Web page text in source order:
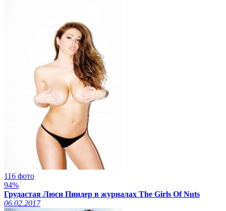
116 фото
94%
Грудастая Люси Пиндер в журналах The Girls Of Nuts
06.02.2017